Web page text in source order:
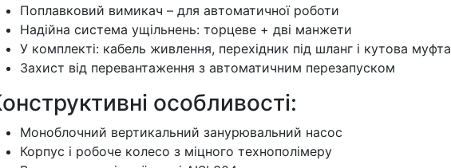
Поплавковий вимикач – для автоматичної роботи
Надійна система ущільнень: торцеве + дві манжети
У комплекті: кабель живлення, перехідник під шланг і кутова муфта
Захист від перевантаження з автоматичним перезапуском
особливості:
Моноблочний вертикальний занурювальний насос
Корпус і робоче колесо з міцного технополімеру